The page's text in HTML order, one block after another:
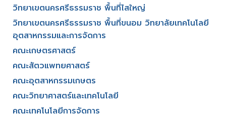
วิทยาเขตนครศรีธรรมราช พื้นที่ไสใหญ่
วิทยาเขตนครศรีธรรมราช พื้นที่ขนอม วิทยาลัยเทคโนโลยี
อุตสาหกรรมและการจัดการ
คณะเกษตรศาสตร์
คณะสัตวแพทยศาสตร์
คณะอุตสาหกรรมเกษตร
คณะวิทยาศาสตร์และเทคโนโลยี
คณะเทคโนโลยีการจัดการ